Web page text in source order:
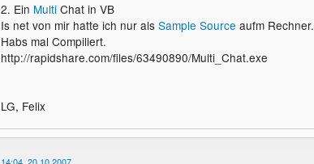
2. Ein MultiChat in VB
Is net von mir hatte ich nur als Sample Source aufm Rechner.
Habs mal Compiliert.
http://rapidshare.com/files/63490890/Multi_Chat.exe
LG, Felix